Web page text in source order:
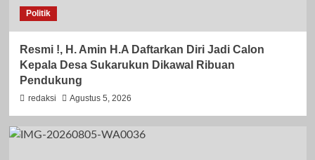
Politik
Resmi !, H. Amin H.A Daftarkan Diri Jadi Calon
Kepala Desa Sukarukun Dikawal Ribuan
Pendukung
redaksi Agustus 5, 2026